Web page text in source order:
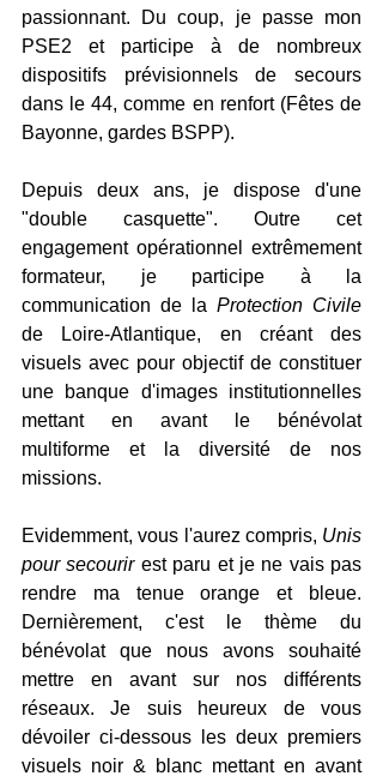
passionnant. Du coup, je passe mon
PSE2 et participe à de nombreux
dispositifs prévisionnels de secours
dans le 44, comme en renfort (Fêtes de
Bayonne, gardes BSPP).
Depuis deux ans, je dispose d'une
"double casquette". Outre cet
engagement opérationnel extrêmement
formateur, je participe à la
communication de la Protection Civile
de Loire-Atlantique, en créant des
visuels avec pour objectif de constituer
une banque d'images institutionnelles
mettant en avant le bénévolat
multiforme et la diversité de nos
missions.
Evidemment, vous l'aurez compris, Unis
pour secourir est paru et je ne vais pas
rendre ma tenue orange et bleue.
Dernièrement, c'est le thème du
bénévolat que nous avons souhaité
mettre en avant sur nos différents
réseaux. Je suis heureux de vous
dévoiler ci-dessous les deux premiers
visuels noir & blanc mettant en avant